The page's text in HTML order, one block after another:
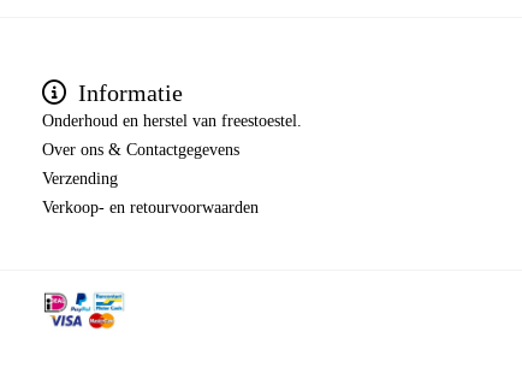
Informatie
Onderhoud en herstel van freestoestel.
Over ons & Contactgegevens
Verzending
​​​​​​​Verkoop- en retourvoorwaarden